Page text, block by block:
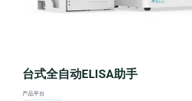
台式全自动ELISA助手
产品平台